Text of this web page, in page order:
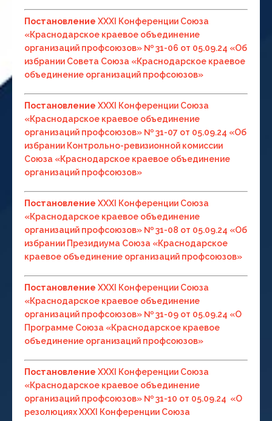
Постановление ХХХI Конференции Союза
«Краснодарское краевое объединение
организаций профсоюзов» № 31-06 от 05.09.24 «Об
избрании Совета Союза «Краснодарское краевое
объединение организаций профсоюзов»
Постановление ХХХI Конференции Союза
«Краснодарское краевое объединение
организаций профсоюзов» № 31-07 от 05.09.24 «Об
избрании Контрольно-ревизионной комиссии
Союза «Краснодарское краевое объединение
организаций профсоюзов»
Постановление ХХХI Конференции Союза
«Краснодарское краевое объединение
организаций профсоюзов» № 31-08 от 05.09.24 «Об
избрании Президиума Союза «Краснодарское
краевое объединение организаций профсоюзов»
Постановление ХХХI Конференции Союза
«Краснодарское краевое объединение
организаций профсоюзов» № 31-09 от 05.09.24 «О
Программе Союза «Краснодарское краевое
объединение организаций профсоюзов»
Постановление ХХХI Конференции Союза
«Краснодарское краевое объединение
организаций профсоюзов» № 31-10 от 05.09.24 «О
резолюциях ХХХI Конференции Союза